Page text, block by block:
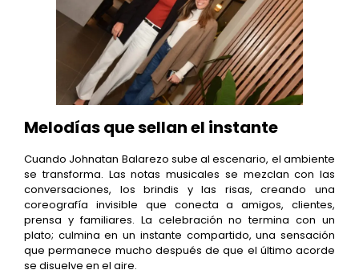
Melodías que sellan el instante
Cuando Johnatan Balarezo sube al escenario, el ambiente
se transforma. Las notas musicales se mezclan con las
conversaciones, los brindis y las risas, creando una
coreografía invisible que conecta a amigos, clientes,
prensa y familiares. La celebración no termina con un
plato; culmina en un instante compartido, una sensación
que permanece mucho después de que el último acorde
se disuelve en el aire.